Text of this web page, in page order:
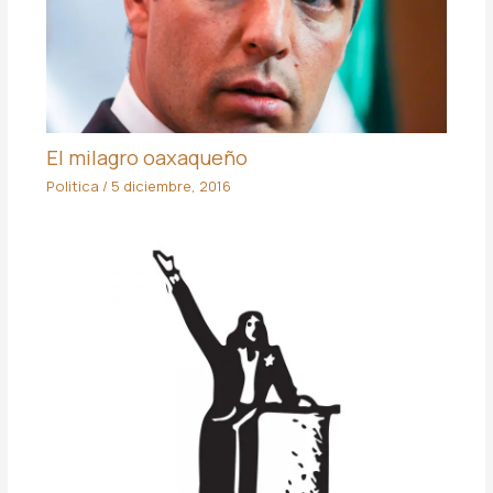
El milagro oaxaqueño
Politica / 5 diciembre, 2016